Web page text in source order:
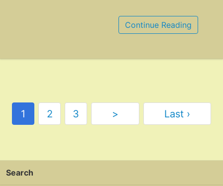
Continue Reading
1 2 3 > Last ›
Search